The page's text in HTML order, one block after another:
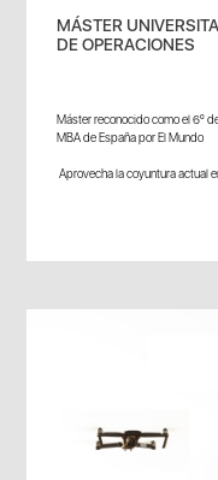
MÁSTER
DE OPERACIONES
Máster reconocido como el 6º
MBA de España por El Mundo
Aprovecha la coyuntura actual